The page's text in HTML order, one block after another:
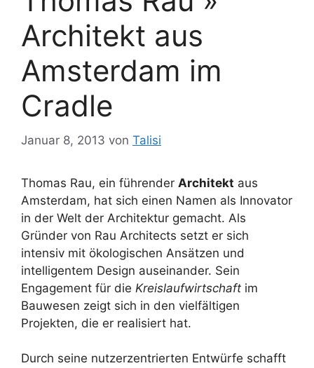
Architekt aus
Amsterdam im
Cradle
Januar 8, 2013 von Talisi
Thomas Rau, ein führender Architekt aus
Amsterdam, hat sich einen Namen als Innovator
in der Welt der Architektur gemacht. Als
Gründer von Rau Architects setzt er sich
intensiv mit ökologischen Ansätzen und
intelligentem Design auseinander. Sein
Engagement für die Kreislaufwirtschaft im
Bauwesen zeigt sich in den vielfältigen
Projekten, die er realisiert hat.
Durch seine nutzerzentrierten Entwürfe schafft